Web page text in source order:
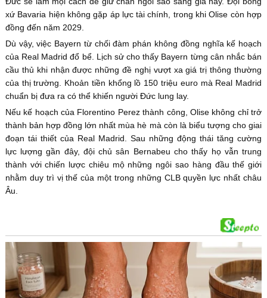
xứ Bavaria hiện không gặp áp lực tài chính, trong khi Olise còn hợp
đồng đến năm 2029.
Dù vậy, việc Bayern từ chối đàm phán không đồng nghĩa kế hoạch
của Real Madrid đổ bể. Lịch sử cho thấy Bayern từng cân nhắc bán
cầu thủ khi nhận được những đề nghị vượt xa giá trị thông thường
của thị trường. Khoản tiền khổng lồ 150 triệu euro mà Real Madrid
chuẩn bị đưa ra có thể khiến người Đức lung lay.
Nếu kế hoạch của Florentino Perez thành công, Olise không chỉ trở
thành bản hợp đồng lớn nhất mùa hè mà còn là biểu tượng cho giai
đoạn tái thiết của Real Madrid. Sau những động thái tăng cường
lực lượng gần đây, đội chủ sân Bernabeu cho thấy họ vẫn trung
thành với chiến lược chiêu mộ những ngôi sao hàng đầu thế giới
nhằm duy trì vị thế của một trong những CLB quyền lực nhất châu
Âu.